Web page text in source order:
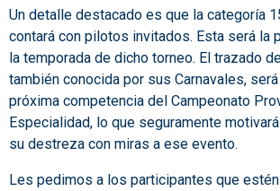
Un detalle destacado es que la categoría
contará con pilotos invitados. Esta será la
la temporada de dicho torneo. El trazado
también conocida por sus Carnavales,
próxima competencia del Campeonato
Especialidad, lo que seguramente
su destreza con miras a ese evento.
Les pedimos a los participantes que